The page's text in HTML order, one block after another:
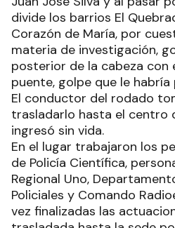
divide los barrios El
Corazón de María, por
materia de investigación,
posterior de la cabeza con
puente, golpe que le
El conductor del rodado
trasladarlo hasta el centro
ingresó sin vida.
En el lugar trabajaron los
de Policía Científica,
Regional Uno,
Policiales y Comando
vez finalizadas las